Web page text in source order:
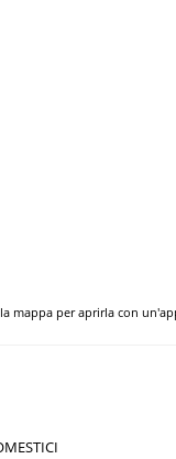
mappa per aprirla con